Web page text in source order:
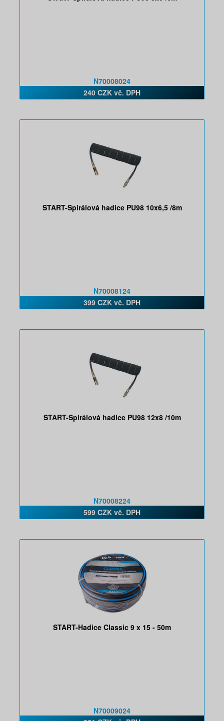
N70008024
240 CZK vč. DPH
START-Spirálová hadice PU98 10x6,5 /8m
N70008124
399 CZK vč. DPH
START-Spirálová hadice PU98 12x8 /10m
N70008224
599 CZK vč. DPH
START-Hadice Classic 9 x 15 - 50m
N70009024